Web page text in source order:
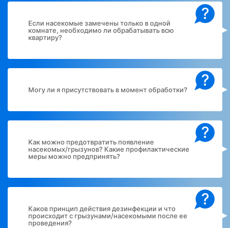
?
Если насекомые замечены только в одной
комнате, необходимо ли обрабатывать всю
квартиру?
?
Могу ли я присутствовать в момент обработки?
?
Как можно предотвратить появление
насекомых/грызунов? Какие профилактические
меры можно предпринять?
?
Каков принцип действия дезинфекции и что
происходит с грызунами/насекомыми после ее
проведения?